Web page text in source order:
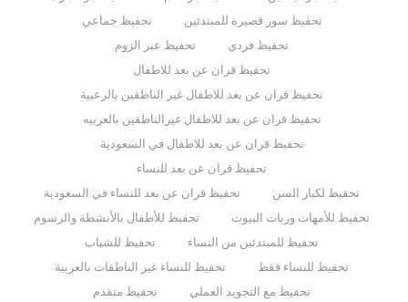
تحفيظ جماعي
تحفيظ سور قصيرة للمبتدئين
تحفيظ عبر الزوم
تحفيظ فردي
تحفيظ قران عن بعد للاطفال
تحفيظ قران عن بعد للاطفال غير الناطقين بالرعبية
تحفيظ قران عن بعد للاطفال غيرالناطقين بالعربيه
تحفيظ قران عن بعد للاطفال في السعودية
تحفيظ قران عن بعد للنساء
تحفيظ قران عن بعد للنساء في السعودية
تحفيظ لكبار السن
تحفيظ للأطفال بالأنشطة والرسوم
تحفيظ للأمهات وربات البيوت
تحفيظ للشباب
تحفيظ للمبتدئين من النساء
تحفيظ للنساء غير الناطقات بالعربية
تحفيظ للنساء فقط
تحفيظ متقدم
تحفيظ مع التجويد العملي